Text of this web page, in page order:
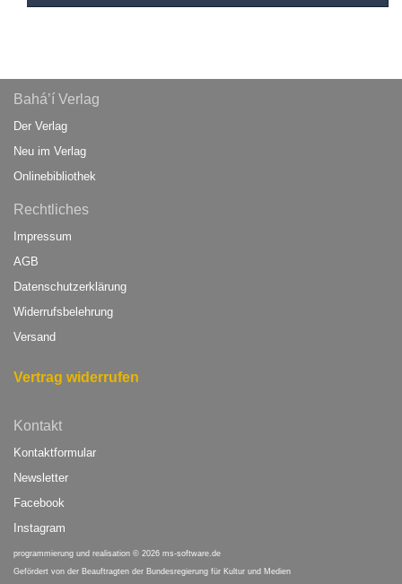
Bahá’í Verlag
Der Verlag
Neu im Verlag
Onlinebibliothek
Rechtliches
Impressum
AGB
Datenschutzerklärung
Widerrufsbelehrung
Versand
Vertrag widerrufen
Kontakt
Kontaktformular
Newsletter
Facebook
Instagram
programmierung und realisation © 2026 ms-software.de
Gefördert von der Beauftragten der Bundesregierung für Kultur und Medien